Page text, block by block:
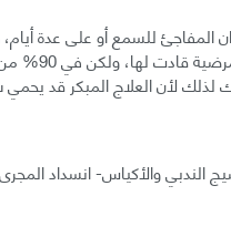
للسمع أو على عدة أيام،
الجانب. وقد
لذلك لأن العلاج المبكر قد
الندبي والأكياس- انسداد